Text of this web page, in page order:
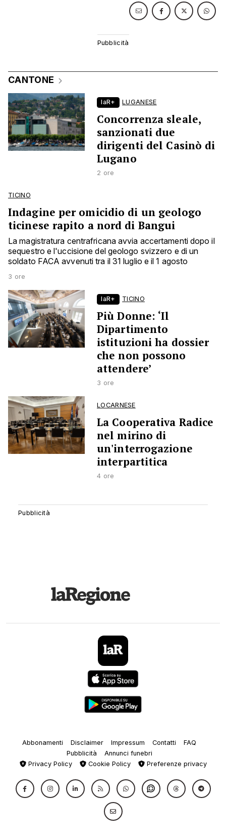
CANTONE
laR+ LUGANESE
Concorrenza sleale,
sanzionati due
dirigenti del Casinò di
Lugano
2 ore
TICINO
Indagine per omicidio di un geologo
ticinese rapito a nord di Bangui
La magistratura centrafricana avvia accertamenti dopo il
sequestro e l'uccisione del geologo svizzero e di un
soldato FACA avvenuti tra il 31 luglio e il 1 agosto
3 ore
laR+ TICINO
Più Donne: ‘Il
Dipartimento
istituzioni ha dossier
che non possono
attendere’
3 ore
LOCARNESE
La Cooperativa Radice
nel mirino di
un'interrogazione
interpartitica
4 ore
Abbonamenti Disclaimer Impressum Contatti
FAQ
Pubblicità
Annunci funebri
Privacy Policy
Cookie Policy Preferenze privacy